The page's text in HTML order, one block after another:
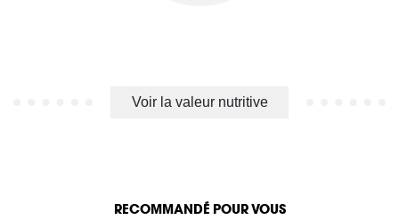
Voir la valeur nutritive
RECOMMANDÉ POUR VOUS